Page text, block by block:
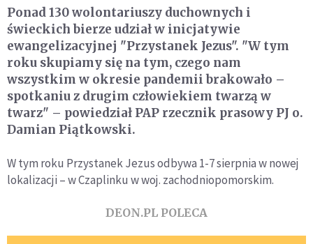
Ponad 130 wolontariuszy duchownych i
świeckich bierze udział w inicjatywie
ewangelizacyjnej "Przystanek Jezus". "W tym
roku skupiamy się na tym, czego nam
wszystkim w okresie pandemii brakowało –
spotkaniu z drugim człowiekiem twarzą w
twarz" – powiedział PAP rzecznik prasowy PJ o.
Damian Piątkowski.
W tym roku Przystanek Jezus odbywa 1-7 sierpnia w nowej
lokalizacji – w Czaplinku w woj. zachodniopomorskim.
DEON.PL POLECA